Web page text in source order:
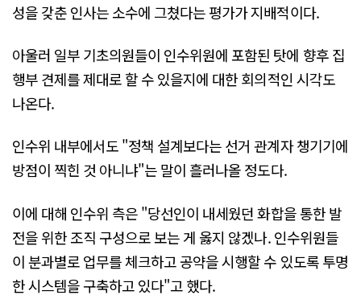
성을 갖춘 인사는 소수에 그쳤다는 평가가 지배적이다.
아울러 일부 기초의원들이 인수위원에 포함된 탓에 향후 집
행부 견제를 제대로 할 수 있을지에 대한 회의적인 시각도
나온다.
인수위 내부에서도 "정책 설계보다는 선거 관계자 챙기기에
방점이 찍힌 것 아니냐"는 말이 흘러나올 정도다.
이에 대해 인수위 측은 "당선인이 내세웠던 화합을 통한 발
전을 위한 조직 구성으로 보는 게 옳지 않겠나. 인수위원들
이 분과별로 업무를 체크하고 공약을 시행할 수 있도록 투명
한 시스템을 구축하고 있다"고 했다.